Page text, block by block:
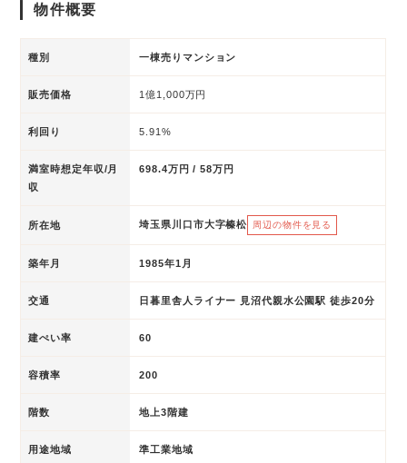
物件概要
種別 一棟売りマンション
販売価格 1億1,000万円
利回り 5.91%
満室時想定年収/月
収
698.4万円 / 58万円
所在地 埼玉県川口市大字榛松 周辺の物件を見る
築年月 1985年1月
交通 日暮里舎人ライナー 見沼代親水公園駅 徒歩20分
建ぺい率 60
容積率 200
階数 地上3階建
用途地域 準工業地域